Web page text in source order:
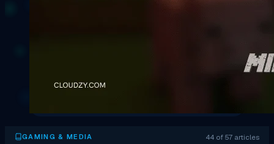
GAMING & MEDIA 44 of 57 articles